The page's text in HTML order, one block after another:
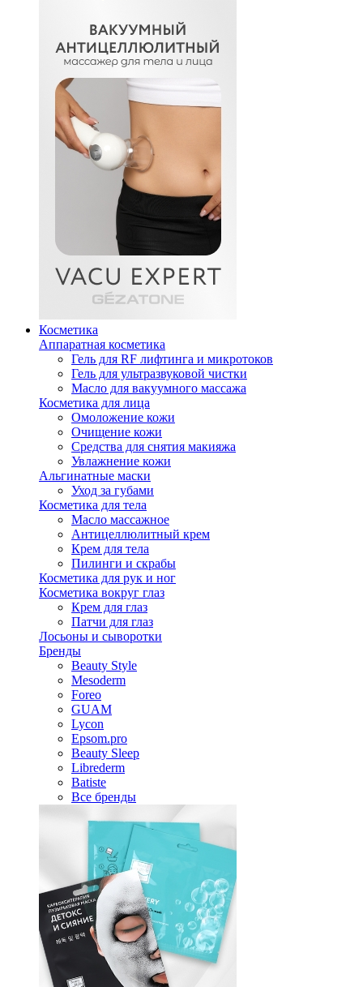
Косметика
Аппаратная косметика
Гель для RF лифтинга и микротоков
Гель для ультразвуковой чистки
Масло для вакуумного массажа
Косметика для лица
Омоложение кожи
Очищение кожи
Средства для снятия макияжа
Увлажнение кожи
Альгинатные маски
Уход за губами
Косметика для тела
Масло массажное
Антицеллюлитный крем
Крем для тела
Пилинги и скрабы
Косметика для рук и ног
Косметика вокруг глаз
Крем для глаз
Патчи для глаз
Лосьоны и сыворотки
Бренды
Beauty Style
Mesoderm
Foreo
GUAM
Lycon
Epsom.pro
Beauty Sleep
Librederm
Batiste
Все бренды